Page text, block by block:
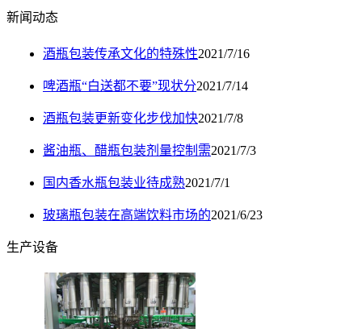
新闻动态
酒瓶包装传承文化的特殊性2021/7/16
啤酒瓶“白送都不要”现状分2021/7/14
酒瓶包装更新变化步伐加快2021/7/8
酱油瓶、醋瓶包装剂量控制需2021/7/3
国内香水瓶包装业待成熟2021/7/1
玻璃瓶包装在高端饮料市场的2021/6/23
生产设备